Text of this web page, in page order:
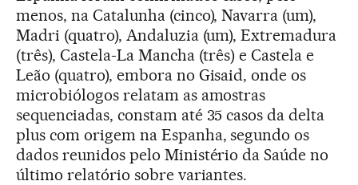
menos, na Catalunha (cinco), Navarra (um),
Madri (quatro), Andaluzia (um), Extremadura
(três), Castela-La Mancha (três) e Castela e
Leão (quatro), embora no Gisaid, onde os
microbiólogos relatam as amostras
sequenciadas, constam até 35 casos da delta
plus com origem na Espanha, segundo os
dados reunidos pelo Ministério da Saúde no
último relatório sobre variantes.